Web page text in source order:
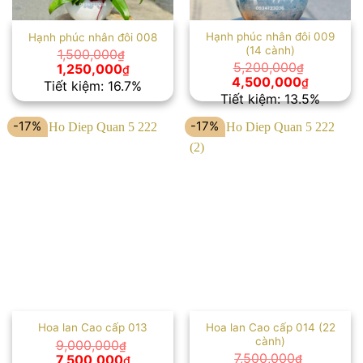
Hạnh phúc nhân đôi 008
1,500,000₫
Giá
gốc
là:
1,500,000₫.
1,250,000₫Giá
hiện
tại
là:
1,250,000₫.
Tiết kiệm: 16.7%
Hạnh phúc nhân đôi 009
(14 cành)
5,200,000₫
Giá
gốc
là:
5,200,000₫.
4,500,000₫Giá
hiện
tại
là:
Tiết kiệm: 13.5%
-17%
Hoa lan Cao cấp 013
9,000,000₫
Giá
7,500,000₫Giá
-17%
Hoa lan Cao cấp 014 (22
cành)
7,500,000₫